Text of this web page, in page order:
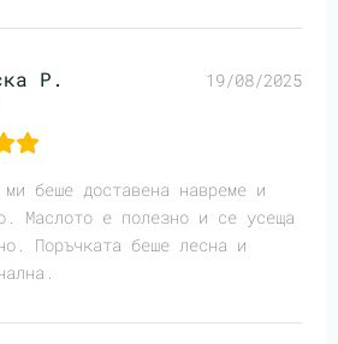
Р. 19/08/2025
ми беше доставена навреме и
Маслото е полезно и се усеща
Поръчката беше лесна и